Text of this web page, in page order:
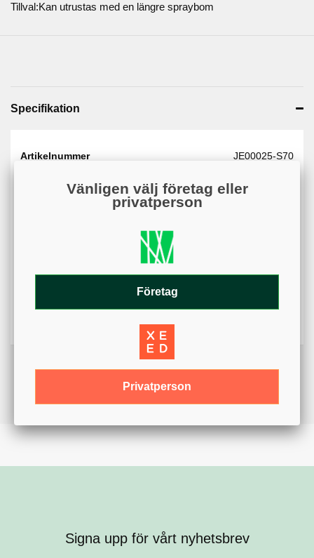
Tillval:Kan utrustas med en längre spraybom
Specifikation
Artikelnummer JE00025-S70
Web - artikelgruppering
Suno 120 Spruta 70 l.
Bredd 120 cm
Signa upp för vårt nyhetsbrev
Vänligen välj företag eller
privatperson
Företag
Privatperson